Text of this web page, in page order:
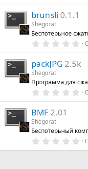
ё
з
brunsli 0.1.1
Shegorat
Беспотерьное
0
0
ё
з
packJPG 2.5k
Shegorat
Программа для
0
ё
з
BMF 2.01
Shegorat
Беспотерьный
0